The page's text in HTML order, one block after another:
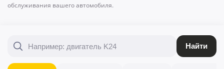
обслуживания вашего автомобиля.
Найти